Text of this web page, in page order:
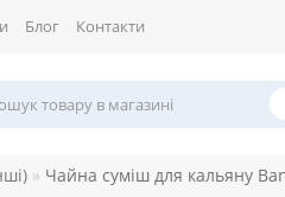
Блог Контакти
Чайна суміш для кальяну